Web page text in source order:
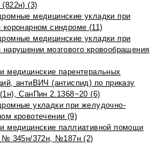
(3)
медицинские укладки при
коронарном синдроме (11)
медицинские укладки при
нарушении мозгового кровообращения
медицинские парентеральных
антиВИЧ (антиспид) по приказу
СанПин 2.1368−20 (6)
укладки при желудочно-
кровотечении (9)
медицинские паллиативной помощи
№ 345н/372н, №187н (2)